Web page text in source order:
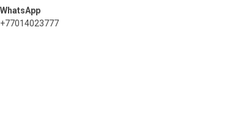
+77014023777